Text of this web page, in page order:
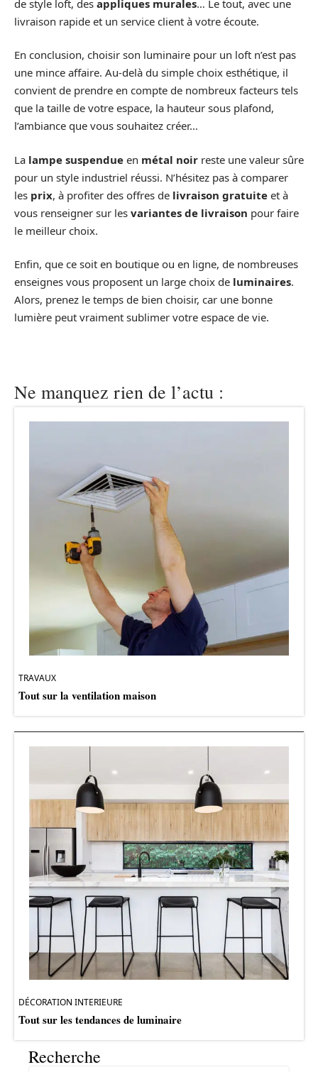
de style loft, des appliques murales… Le tout, avec une
livraison rapide et un service client à votre écoute.
En conclusion, choisir son luminaire pour un loft n’est pas
une mince affaire. Au-delà du simple choix esthétique, il
convient de prendre en compte de nombreux facteurs tels
que la taille de votre espace, la hauteur sous plafond,
l’ambiance que vous souhaitez créer…
La lampe suspendue en métal noir reste une valeur sûre
pour un style industriel réussi. N’hésitez pas à comparer
les prix, à profiter des offres de livraison gratuite et à
vous renseigner sur les variantes de livraison pour faire
le meilleur choix.
Enfin, que ce soit en boutique ou en ligne, de nombreuses
enseignes vous proposent un large choix de luminaires.
Alors, prenez le temps de bien choisir, car une bonne
lumière peut vraiment sublimer votre espace de vie.
Ne manquez rien de l’actu :
TRAVAUX
Tout sur la ventilation maison
DÉCORATION INTERIEURE
Tout sur les tendances de luminaire
Recherche